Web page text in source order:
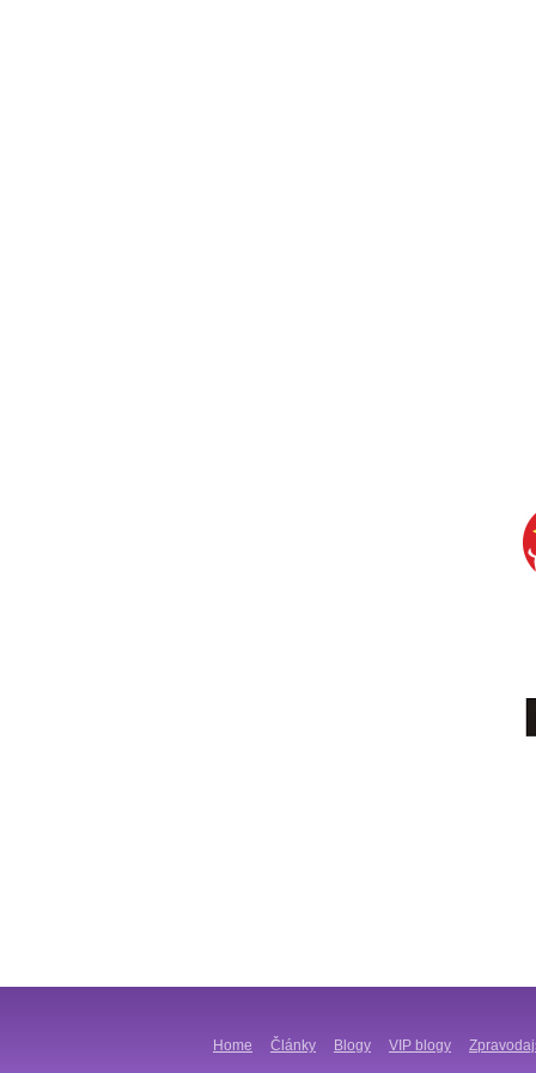
Home Články Blogy VIP blogy